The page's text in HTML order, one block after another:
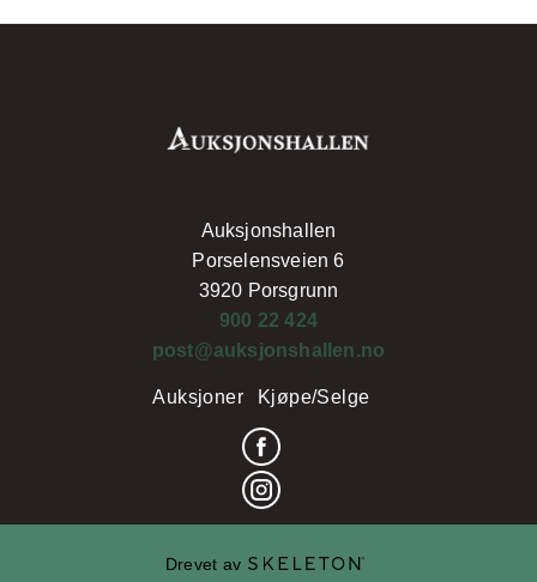
Auksjonshallen
Porselensveien 6
3920 Porsgrunn
900 22 424
post@auksjonshallen.no
Auksjoner Kjøpe/Selge
Drevet av